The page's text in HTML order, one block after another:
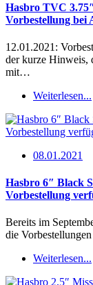
Hasbro TVC
Vorbestellung bei
12.01.2021:
der kurze Hinweis,
mit…
Weiterlesen...
08.01.2021
Hasbro 6″ Black
Vorbestellung
Bereits im
die
Weiterlesen...